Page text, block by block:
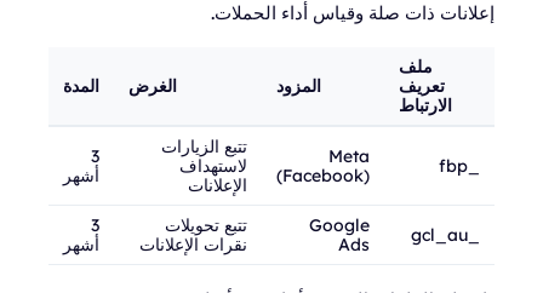
إعلانات ذات صلة وقياس أداء الحملات.
ملف
تعريف
الارتباط
المزود الغرض المدة
Meta
(Facebook)
تتبع الزيارات
لاستهداف
الإعلانات
3
أشهر
Google
Ads
تتبع تحويلات
نقرات الإعلانات
3
أشهر